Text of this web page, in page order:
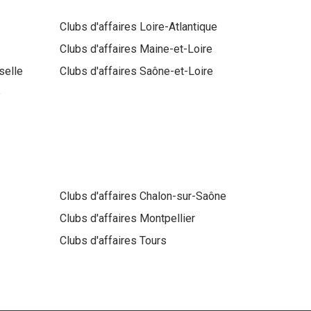
Clubs d'affaires Loire-Atlantique
Clubs d'affaires Maine-et-Loire
Clubs d'affaires Saône-et-Loire
Clubs d'affaires Chalon-sur-Saône
Clubs d'affaires Montpellier
Clubs d'affaires Tours